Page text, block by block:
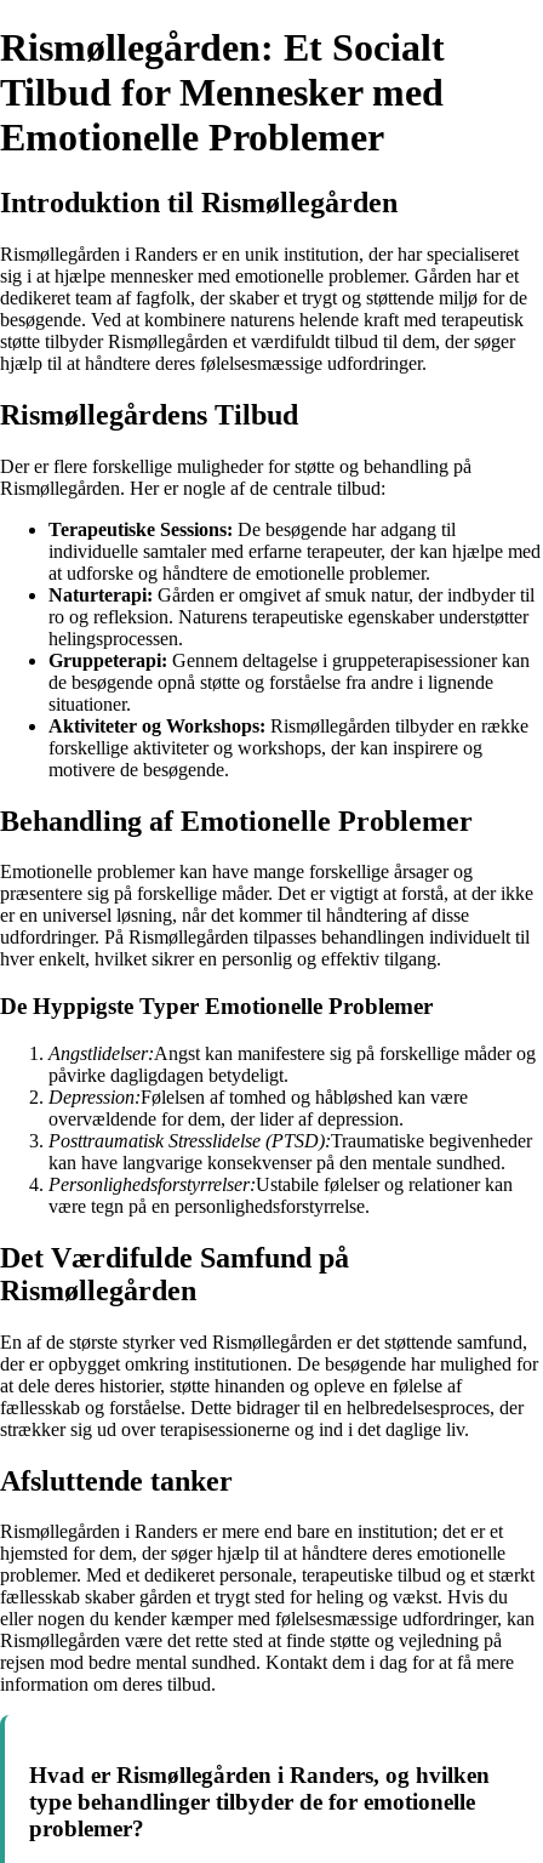
Rismøllegården: Et Socialt
Tilbud for Mennesker med
Emotionelle Problemer
Introduktion til Rismøllegården
Rismøllegården i Randers er en unik institution, der har specialiseret
sig i at hjælpe mennesker med emotionelle problemer. Gården har et
dedikeret team af fagfolk, der skaber et trygt og støttende miljø for de
besøgende. Ved at kombinere naturens helende kraft med terapeutisk
støtte tilbyder Rismøllegården et værdifuldt tilbud til dem, der søger
hjælp til at håndtere deres følelsesmæssige udfordringer.
Rismøllegårdens Tilbud
Der er flere forskellige muligheder for støtte og behandling på
Rismøllegården. Her er nogle af de centrale tilbud:
Terapeutiske Sessions: De besøgende har adgang til
individuelle samtaler med erfarne terapeuter, der kan hjælpe med
at udforske og håndtere de emotionelle problemer.
Naturterapi: Gården er omgivet af smuk natur, der indbyder til
ro og refleksion. Naturens terapeutiske egenskaber understøtter
helingsprocessen.
Gruppeterapi: Gennem deltagelse i gruppeterapisessioner kan
de besøgende opnå støtte og forståelse fra andre i lignende
situationer.
Aktiviteter og Workshops: Rismøllegården tilbyder en række
forskellige aktiviteter og workshops, der kan inspirere og
motivere de besøgende.
Behandling af Emotionelle Problemer
Emotionelle problemer kan have mange forskellige årsager og
præsentere sig på forskellige måder. Det er vigtigt at forstå, at der ikke
er en universel løsning, når det kommer til håndtering af disse
udfordringer. På Rismøllegården tilpasses behandlingen individuelt til
hver enkelt, hvilket sikrer en personlig og effektiv tilgang.
De Hyppigste Typer Emotionelle Problemer
Angstlidelser:Angst kan manifestere sig på forskellige måder og
påvirke dagligdagen betydeligt.
Depression:Følelsen af tomhed og håbløshed kan være
overvældende for dem, der lider af depression.
Posttraumatisk Stresslidelse (PTSD):Traumatiske begivenheder
kan have langvarige konsekvenser på den mentale sundhed.
Personlighedsforstyrrelser:Ustabile følelser og relationer kan
være tegn på en personlighedsforstyrrelse.
Det Værdifulde Samfund på
Rismøllegården
En af de største styrker ved Rismøllegården er det støttende samfund,
der er opbygget omkring institutionen. De besøgende har mulighed for
at dele deres historier, støtte hinanden og opleve en følelse af
fællesskab og forståelse. Dette bidrager til en helbredelsesproces, der
strækker sig ud over terapisessionerne og ind i det daglige liv.
Afsluttende tanker
Rismøllegården i Randers er mere end bare en institution; det er et
hjemsted for dem, der søger hjælp til at håndtere deres emotionelle
problemer. Med et dedikeret personale, terapeutiske tilbud og et stærkt
fællesskab skaber gården et trygt sted for heling og vækst. Hvis du
eller nogen du kender kæmper med følelsesmæssige udfordringer, kan
Rismøllegården være det rette sted at finde støtte og vejledning på
rejsen mod bedre mental sundhed. Kontakt dem i dag for at få mere
information om deres tilbud.
Hvad er Rismøllegården i Randers, og hvilken
type behandlinger tilbyder de for emotionelle
problemer?